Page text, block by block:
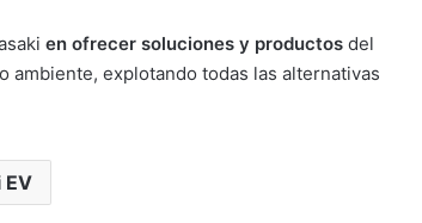
en ofrecer soluciones y productos del
explotando todas las alternativas
EV